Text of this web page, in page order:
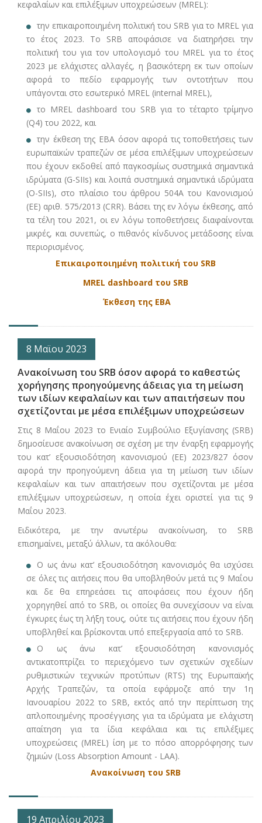
κεφαλαίων και επιλέξιμων υποχρεώσεων (MREL):
την επικαιροποιημένη πολιτική του SRB για το MREL για
το έτος 2023. Το SRB αποφάσισε να διατηρήσει την
πολιτική του για τον υπολογισμό του MREL για το έτος
2023 με ελάχιστες αλλαγές, η βασικότερη εκ των οποίων
αφορά το πεδίο εφαρμογής των οντοτήτων που
υπάγονται στο εσωτερικό MREL (internal MREL),
το MREL dashboard του SRB για το τέταρτο τρίμηνο
(Q4) του 2022, και
την έκθεση της EBA όσον αφορά τις τοποθετήσεις των
ευρωπαϊκών τραπεζών σε μέσα επιλέξιμων υποχρεώσεων
που έχουν εκδοθεί από παγκοσμίως συστημικά σημαντικά
ιδρύματα (G-SIIs) και λοιπά συστημικά σημαντικά ιδρύματα
(O-SIIs), στο πλαίσιο του άρθρου 504Α του Κανονισμού
(ΕΕ) αριθ. 575/2013 (CRR). Βάσει της εν λόγω έκθεσης, από
τα τέλη του 2021, οι εν λόγω τοποθετήσεις διαφαίνονται
μικρές, και συνεπώς, ο πιθανός κίνδυνος μετάδοσης είναι
περιορισμένος.
Επικαιροποιημένη πολιτική του SRB
MREL dashboard του SRB
Έκθεση της EBA
8 Μαϊου 2023
Ανακοίνωση του SRB όσον αφορά το καθεστώς
χορήγησης προηγούμενης άδειας για τη μείωση
των ιδίων κεφαλαίων και των απαιτήσεων που
σχετίζονται με μέσα επιλέξιμων υποχρεώσεων
Στις 8 Μαΐου 2023 το Ενιαίο Συμβούλιο Εξυγίανσης (SRB)
δημοσίευσε ανακοίνωση σε σχέση με την έναρξη εφαρμογής
του κατ’ εξουσιοδότηση κανονισμού (ΕΕ) 2023/827 όσον
αφορά την προηγούμενη άδεια για τη μείωση των ιδίων
κεφαλαίων και των απαιτήσεων που σχετίζονται με μέσα
επιλέξιμων υποχρεώσεων, η οποία έχει οριστεί για τις 9
Μαΐου 2023.
Ειδικότερα, με την ανωτέρω ανακοίνωση, το SRB
επισημαίνει, μεταξύ άλλων, τα ακόλουθα:
O ως άνω κατ’ εξουσιοδότηση κανονισμός θα ισχύσει
σε όλες τις αιτήσεις που θα υποβληθούν μετά τις 9 Μαΐου
και δε θα επηρεάσει τις αποφάσεις που έχουν ήδη
χορηγηθεί από το SRB, οι οποίες θα συνεχίσουν να είναι
έγκυρες έως τη λήξη τους, ούτε τις αιτήσεις που έχουν ήδη
υποβληθεί και βρίσκονται υπό επεξεργασία από το SRB.
Ο ως άνω κατ’ εξουσιοδότηση κανονισμός
αντικατοπτρίζει το περιεχόμενο των σχετικών σχεδίων
ρυθμιστικών τεχνικών προτύπων (RTS) της Ευρωπαϊκής
Αρχής Τραπεζών, τα οποία εφάρμοζε από την 1η
Ιανουαρίου 2022 το SRB, εκτός από την περίπτωση της
απλοποιημένης προσέγγισης για τα ιδρύματα με ελάχιστη
απαίτηση για τα ίδια κεφάλαια και τις επιλέξιμες
υποχρεώσεις (MREL) ίση με το πόσο απορρόφησης των
ζημιών (Loss Absorption Amount - LAA).
Ανακοίνωση του SRB
19 Απριλίου 2023